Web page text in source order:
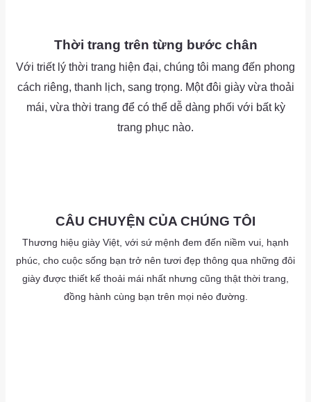
Thời trang trên từng bước chân
Với triết lý thời trang hiện đại, chúng tôi mang đến phong
cách riêng, thanh lịch, sang trọng. Một đôi giày vừa thoải
mái, vừa thời trang để có thể dễ dàng phối với bất kỳ
trang phục nào.
CÂU CHUYỆN CỦA CHÚNG TÔI
Thương hiệu giày Việt, với sứ mệnh đem đến niềm vui, hạnh
phúc, cho cuộc sống bạn trở nên tươi đẹp thông qua những đôi
giày được thiết kế thoải mái nhất nhưng cũng thật thời trang,
đồng hành cùng bạn trên mọi nẻo đường.